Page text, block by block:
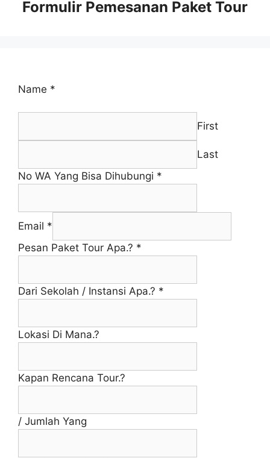
Formulir Pemesanan Paket Tour
Name *
First
Last
No WA Yang Bisa Dihubungi *
Email *
Pesan Paket Tour Apa.? *
Dari Sekolah / Instansi Apa.? *
Lokasi Di Mana.?
Kapan Rencana Tour.?
/ Jumlah Yang